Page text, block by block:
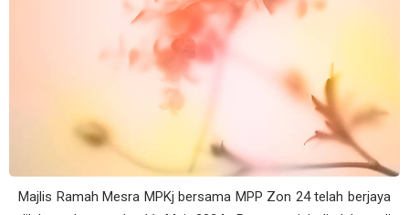
Majlis Ramah Mesra MPKj bersama MPP Zon 24 telah berjaya